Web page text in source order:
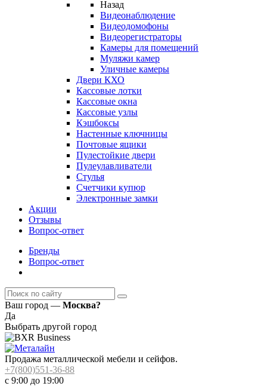
Назад
Видеонаблюдение
Видеодомофоны
Видеорегистраторы
Камеры для помещений
Муляжи камер
Уличные камеры
Двери КХО
Кассовые лотки
Кассовые окна
Кассовые узлы
Кэшбоксы
Настенные ключницы
Почтовые ящики
Пулестойкие двери
Пулеулавливатели
Стулья
Счетчики купюр
Электронные замки
Акции
Отзывы
Вопрос-ответ
Бренды
Вопрос-ответ
Ваш город — Москва?
Да
Выбрать другой город
Продажа металлической мебели и сейфов.
+7(800)551-36-88
с 9:00 до 19:00